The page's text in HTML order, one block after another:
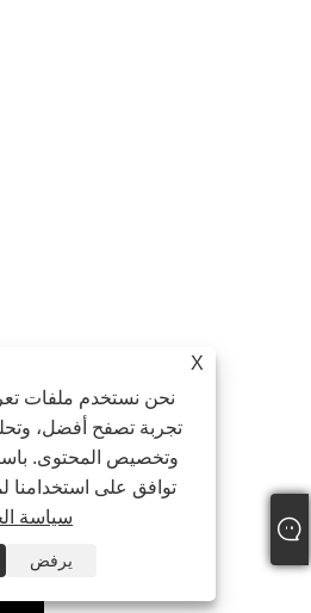
نعم لا
منخفض
X
نحن نستخدم ملفات
تجربة تصفح أفضل،
وتخصيص المحتوى.
توافق على استخدامنا
سياسة
يرفض